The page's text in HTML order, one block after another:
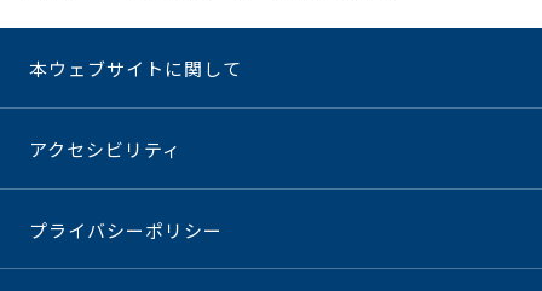
本ウェブサイトに関して
アクセシビリティ
プライバシーポリシー